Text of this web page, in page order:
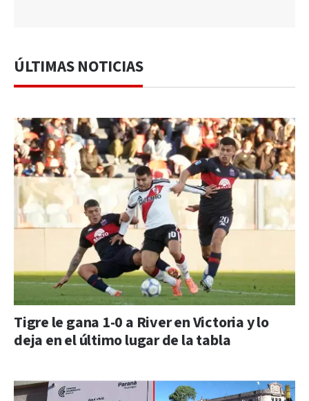
ÚLTIMAS NOTICIAS
Tigre le gana 1-0 a River en Victoria y lo
deja en el último lugar de la tabla